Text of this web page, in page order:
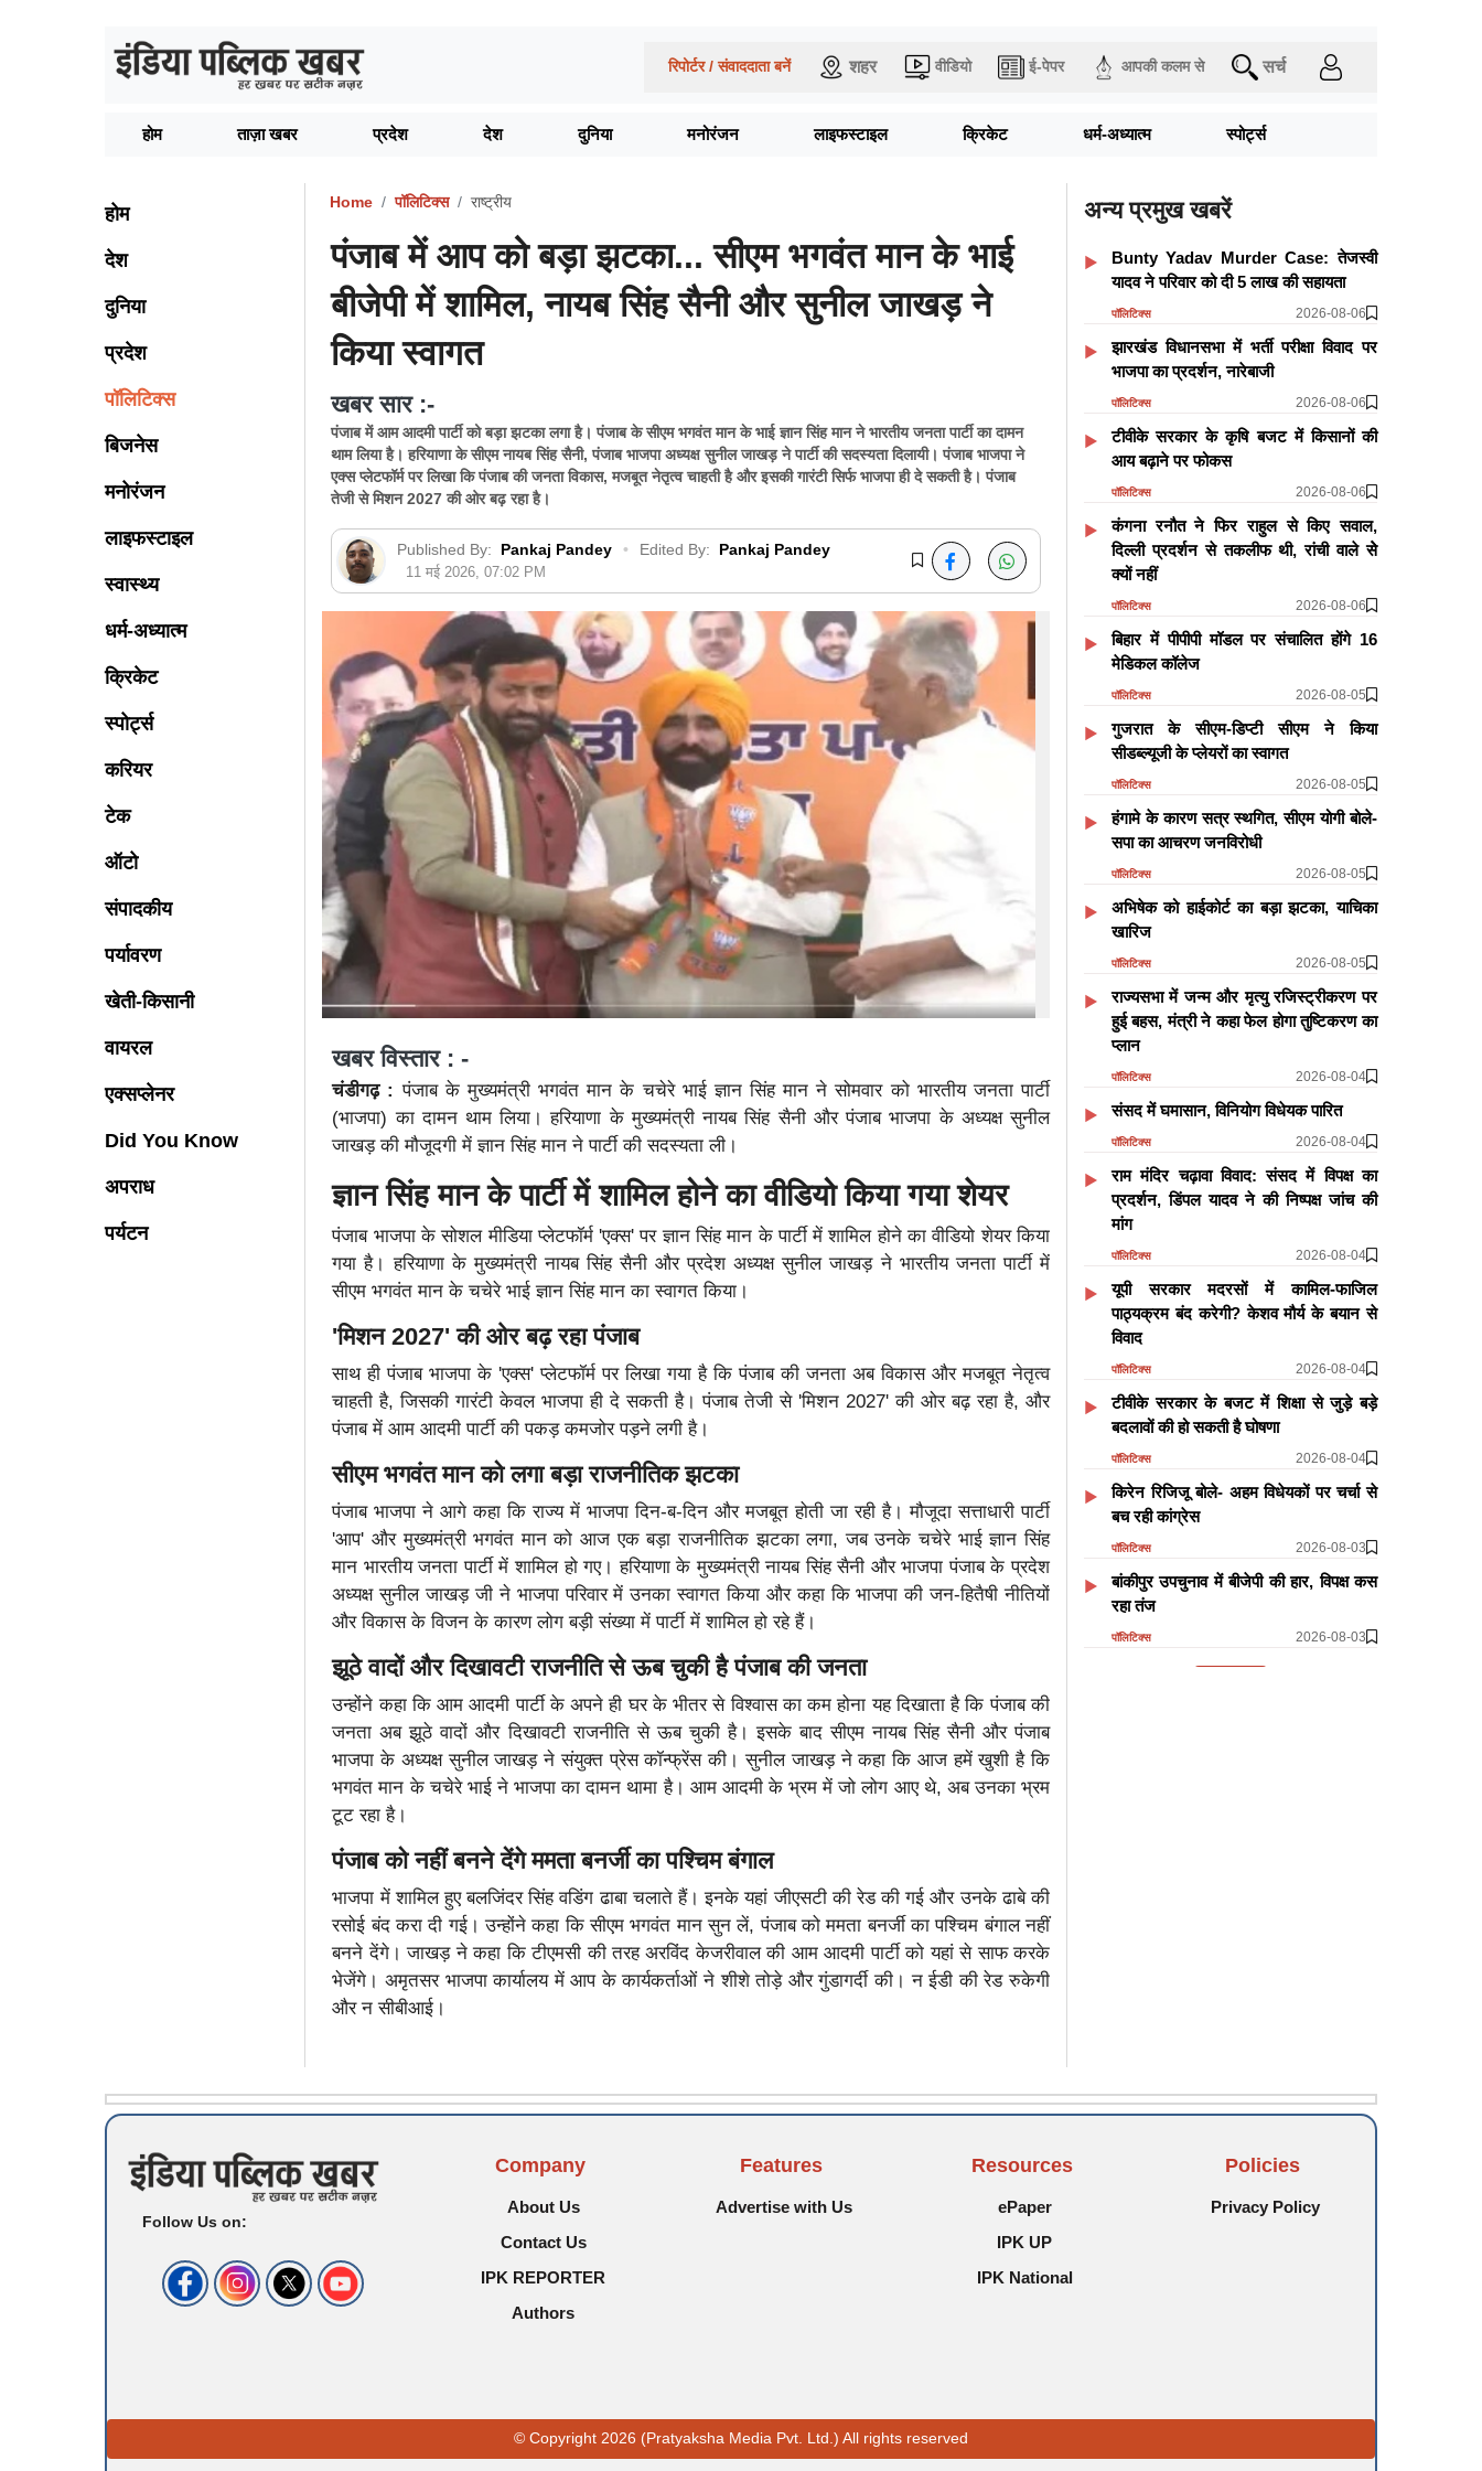
रिपोर्टर / संवाददाता बनें शहर वीडियो ई-पेपर आपकी कलम से सर्च
होम ताज़ा खबर प्रदेश देश दुनिया मनोरंजन लाइफस्टाइल क्रिकेट धर्म-अध्यात्म स्पोर्ट्स
होम
देश
दुनिया
प्रदेश
पॉलिटिक्स
बिजनेस
मनोरंजन
लाइफस्टाइल
स्वास्थ्य
धर्म-अध्यात्म
क्रिकेट
स्पोर्ट्स
करियर
टेक
ऑटो
संपादकीय
पर्यावरण
खेती-किसानी
वायरल
एक्सप्लेनर
Did You Know
अपराध
पर्यटन
Home पॉलिटिक्स राष्ट्रीय
पंजाब में आप को बड़ा झटका... सीएम भगवंत मान के भाई
बीजेपी में शामिल, नायब सिंह सैनी और सुनील जाखड़ ने
किया स्वागत
खबर सार :-
पंजाब में आम आदमी पार्टी को बड़ा झटका लगा है। पंजाब के सीएम भगवंत मान के भाई ज्ञान सिंह मान ने भारतीय जनता पार्टी का दामन
थाम लिया है। हरियाणा के सीएम नायब सिंह सैनी, पंजाब भाजपा अध्यक्ष सुनील जाखड़ ने पार्टी की सदस्यता दिलायी। पंजाब भाजपा ने
एक्स प्लेटफॉर्म पर लिखा कि पंजाब की जनता विकास, मजबूत नेतृत्व चाहती है और इसकी गारंटी सिर्फ भाजपा ही दे सकती है। पंजाब
तेजी से मिशन 2027 की ओर बढ़ रहा है।
Published By: Pankaj Pandey • Edited By: Pankaj Pandey
11 मई 2026, 07:02 PM
खबर विस्तार : -
चंडीगढ़ :पंजाब के मुख्यमंत्री भगवंत मान के चचेरे भाई ज्ञान सिंह मान ने सोमवार को भारतीय जनता पार्टी
(भाजपा) का दामन थाम लिया। हरियाणा के मुख्यमंत्री नायब सिंह सैनी और पंजाब भाजपा के अध्यक्ष सुनील
जाखड़ की मौजूदगी में ज्ञान सिंह मान ने पार्टी की सदस्यता ली।
ज्ञान सिंह मान के पार्टी में शामिल होने का वीडियो किया गया शेयर
पंजाब भाजपा के सोशल मीडिया प्लेटफॉर्म 'एक्स' पर ज्ञान सिंह मान के पार्टी में शामिल होने का वीडियो शेयर किया
गया है। हरियाणा के मुख्यमंत्री नायब सिंह सैनी और प्रदेश अध्यक्ष सुनील जाखड़ ने भारतीय जनता पार्टी में
सीएम भगवंत मान के चचेरे भाई ज्ञान सिंह मान का स्वागत किया।
'मिशन 2027' की ओर बढ़ रहा पंजाब
साथ ही पंजाब भाजपा के 'एक्स' प्लेटफॉर्म पर लिखा गया है कि पंजाब की जनता अब विकास और मजबूत नेतृत्व
चाहती है, जिसकी गारंटी केवल भाजपा ही दे सकती है। पंजाब तेजी से 'मिशन 2027' की ओर बढ़ रहा है, और
पंजाब में आम आदमी पार्टी की पकड़ कमजोर पड़ने लगी है।
सीएम भगवंत मान को लगा बड़ा राजनीतिक झटका
पंजाब भाजपा ने आगे कहा कि राज्य में भाजपा दिन-ब-दिन और मजबूत होती जा रही है। मौजूदा सत्ताधारी पार्टी
'आप' और मुख्यमंत्री भगवंत मान को आज एक बड़ा राजनीतिक झटका लगा, जब उनके चचेरे भाई ज्ञान सिंह
मान भारतीय जनता पार्टी में शामिल हो गए। हरियाणा के मुख्यमंत्री नायब सिंह सैनी और भाजपा पंजाब के प्रदेश
अध्यक्ष सुनील जाखड़ जी ने भाजपा परिवार में उनका स्वागत किया और कहा कि भाजपा की जन-हितैषी नीतियों
और विकास के विजन के कारण लोग बड़ी संख्या में पार्टी में शामिल हो रहे हैं।
झूठे वादों और दिखावटी राजनीति से ऊब चुकी है पंजाब की जनता
उन्होंने कहा कि आम आदमी पार्टी के अपने ही घर के भीतर से विश्वास का कम होना यह दिखाता है कि पंजाब की
जनता अब झूठे वादों और दिखावटी राजनीति से ऊब चुकी है। इसके बाद सीएम नायब सिंह सैनी और पंजाब
भाजपा के अध्यक्ष सुनील जाखड़ ने संयुक्त प्रेस कॉन्फ्रेंस की। सुनील जाखड़ ने कहा कि आज हमें खुशी है कि
भगवंत मान के चचेरे भाई ने भाजपा का दामन थामा है। आम आदमी के भ्रम में जो लोग आए थे, अब उनका भ्रम
टूट रहा है।
पंजाब को नहीं बनने देंगे ममता बनर्जी का पश्चिम बंगाल
भाजपा में शामिल हुए बलजिंदर सिंह वडिंग ढाबा चलाते हैं। इनके यहां जीएसटी की रेड की गई और उनके ढाबे की
रसोई बंद करा दी गई। उन्होंने कहा कि सीएम भगवंत मान सुन लें, पंजाब को ममता बनर्जी का पश्चिम बंगाल नहीं
बनने देंगे। जाखड़ ने कहा कि टीएमसी की तरह अरविंद केजरीवाल की आम आदमी पार्टी को यहां से साफ करके
भेजेंगे। अमृतसर भाजपा कार्यालय में आप के कार्यकर्ताओं ने शीशे तोड़े और गुंडागर्दी की। न ईडी की रेड रुकेगी
और न सीबीआई।
अन्य प्रमुख खबरें
Bunty Yadav Murder Case: तेजस्वी
यादव ने परिवार को दी 5 लाख की सहायता
पॉलिटिक्स 2026-08-06
झारखंड विधानसभा में भर्ती परीक्षा विवाद पर
भाजपा का प्रदर्शन, नारेबाजी
पॉलिटिक्स 2026-08-06
टीवीके सरकार के कृषि बजट में किसानों की
आय बढ़ाने पर फोकस
पॉलिटिक्स 2026-08-06
कंगना रनौत ने फिर राहुल से किए सवाल,
दिल्ली प्रदर्शन से तकलीफ थी, रांची वाले सेे
क्यों नहीं
पॉलिटिक्स 2026-08-06
बिहार में पीपीपी मॉडल पर संचालित होंगे 16
मेडिकल कॉलेज
पॉलिटिक्स 2026-08-05
गुजरात के सीएम-डिप्टी सीएम ने किया
सीडब्ल्यूजी के प्लेयरों का स्वागत
पॉलिटिक्स 2026-08-05
हंगामे के कारण सत्र स्थगित, सीएम योगी बोले-
सपा का आचरण जनविरोधी
पॉलिटिक्स 2026-08-05
अभिषेक को हाईकोर्ट का बड़ा झटका, याचिका
खारिज
पॉलिटिक्स 2026-08-05
राज्यसभा में जन्म और मृत्यु रजिस्ट्रीकरण पर
हुई बहस, मंत्री ने कहा फेल होगा तुष्टिकरण का
प्लान
पॉलिटिक्स 2026-08-04
​​​​​​​संसद में घमासान, विनियोग विधेयक पारित
पॉलिटिक्स 2026-08-04
राम मंदिर चढ़ावा विवाद: संसद में विपक्ष का
प्रदर्शन, डिंपल यादव ने की निष्पक्ष जांच की
मांग
पॉलिटिक्स 2026-08-04
यूपी सरकार मदरसों में कामिल-फाजिल
पाठ्यक्रम बंद करेगी? केशव मौर्य के बयान से
विवाद
पॉलिटिक्स 2026-08-04
टीवीके सरकार के बजट में शिक्षा से जुड़े बड़े
बदलावों की हो सकती है घोषणा
पॉलिटिक्स 2026-08-04
किरेन रिजिजू बोले- अहम विधेयकों पर चर्चा से
बच रही कांग्रेस
पॉलिटिक्स 2026-08-03
बांकीपुर उपचुनाव में बीजेपी की हार, विपक्ष कस
रहा तंज
पॉलिटिक्स 2026-08-03
Follow Us on:
Company
About Us
Contact Us
IPK REPORTER
Authors
Features
Advertise with Us
Resources
ePaper
IPK UP
IPK National
Policies
Privacy Policy
© Copyright 2026 (Pratyaksha Media Pvt. Ltd.) All rights reserved